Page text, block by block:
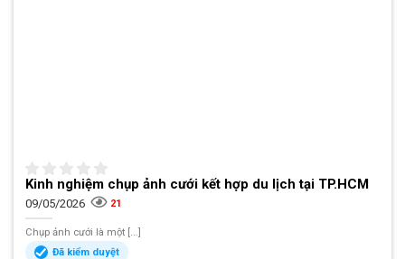
Kinh nghiệm chụp ảnh cưới kết hợp du lịch tại TP.HCM
09/05/2026 21
Chụp ảnh cưới là một [...]
Đã kiểm duyệt